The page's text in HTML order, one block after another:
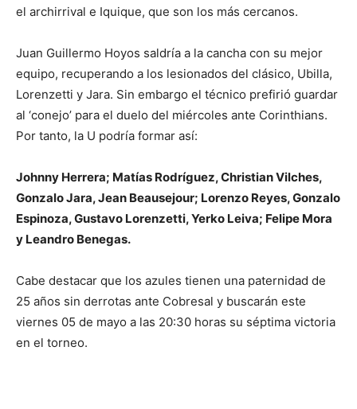
el archirrival e Iquique, que son los más cercanos.
Juan Guillermo Hoyos saldría a la cancha con su mejor
equipo, recuperando a los lesionados del clásico, Ubilla,
Lorenzetti y Jara. Sin embargo el técnico prefirió guardar
al ‘conejo’ para el duelo del miércoles ante Corinthians.
Por tanto, la U podría formar así:
Johnny Herrera; Matías Rodríguez, Christian Vilches,
Gonzalo Jara, Jean Beausejour; Lorenzo Reyes, Gonzalo
Espinoza, Gustavo Lorenzetti, Yerko Leiva; Felipe Mora
y Leandro Benegas.
Cabe destacar que los azules tienen una paternidad de
25 años sin derrotas ante Cobresal y buscarán este
viernes 05 de mayo a las 20:30 horas su séptima victoria
en el torneo.